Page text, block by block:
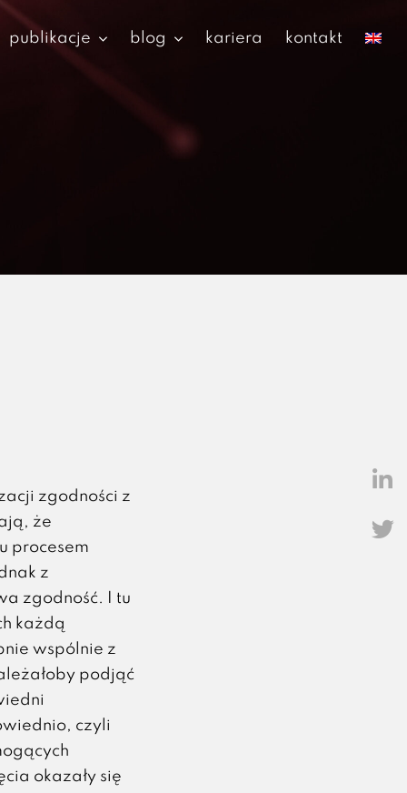
publikacje blog kariera kontakt
zgodności z
że
procesem
z
zgodność. I tu
każdą
wspólnie z
podjąć
czyli
okazały się